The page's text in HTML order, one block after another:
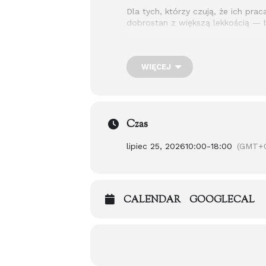
Dla tych, którzy czują, że ich
dobrostan z większą lekkością —
Kameralna grupa.
Akademia Indygo / Leśna
27 czerwca 2026 lub 25 lipca
WIĘCEJ
Czas
lipiec 25, 202610:00-18:00
CALENDAR GOOGLECAL